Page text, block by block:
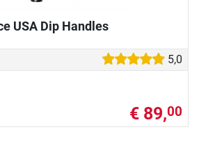
USA Dip Handles
5,0
€ 89,00